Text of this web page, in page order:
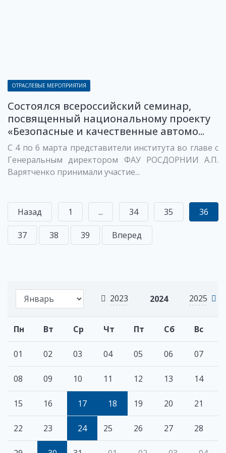
2023 2024 2025
Пн Вт Ср Чт Пт Сб Вс
01 02 03 04 05 06 07
08 09 10 11 12 13 14
15 16 17 18 19 20 21
22 23 24 25 26 27 28
ОТРАСЛЕВЫЕ МЕРОПРИЯТИЯ
Состоялся всероссийский семинар,
посвященный национальному проекту
«Безопасные и качественные автомо...
С 4 по 6 марта представители института во главе с
Генеральным директором ФАУ РОСДОРНИИ А.П.
Варятченко принимали участие...
Назад 1 ... 34 35 36
37 38 39 Вперед